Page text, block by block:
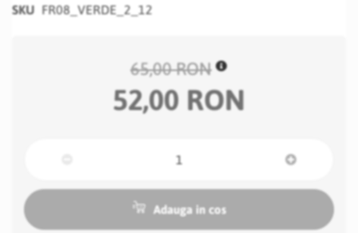
SKU FR08_VERDE_2_12
65,00 RON
52,00 RON
Adauga in cos